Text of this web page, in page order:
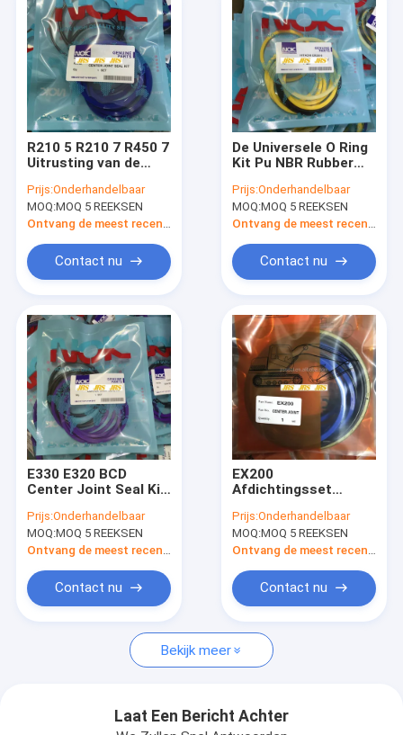
de hydraulische uitrustingen van de cilinderverbinding
De Uitrusting van de hydraulische Pompverbinding
Afdichtingsset hydraulische motor
Verbindingsuitrustingen
De Uitrusting van de brekerverbinding
De Verbindingsuitrusting van de controleklep
Uitrusting van de centrum de Gezamenlijke Verbinding
De Verbindingsuitrusting van de schommelingsmotor
Hydraulische olieafdichtingsset
Stofwisserafdichtingen
O-ringsverbindingen
R210 5 R210 7 R450 7
Uitrusting van de
Gezamenlijke
Verbinding voor
HYUNDAI-
Prijs:Onderhandelbaar
MOQ:MOQ 5 REEKSEN
Ontvang de meest recente Prijs
Contact nu
De Universele O Ring
Kit Pu NBR Rubber
van ZAX EX220 EX200
Prijs:Onderhandelbaar
MOQ:MOQ 5 REEKSEN
Ontvang de meest recente Prijs
Contact nu
E330 E320 BCD
Center Joint Seal Kit
ringstijl
Prijs:Onderhandelbaar
MOQ:MOQ 5 REEKSEN
Ontvang de meest recente Prijs
Contact nu
EX200
Afdichtingsset
Giek Bakregelklep
Gebruik
Prijs:Onderhandelbaar
MOQ:MOQ 5 REEKSEN
Ontvang de meest recente Prijs
Contact nu
Bekijk meer
Laat Een Bericht Achter